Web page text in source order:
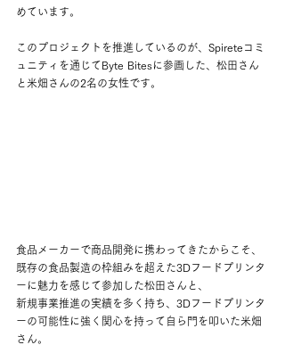
めています。
このプロジェクトを推進しているのが、Spireteコミ
ュニティを通じてByte Bitesに参画した、松田さん
と米畑さんの2名の女性です。
食品メーカーで商品開発に携わってきたからこそ、
既存の食品製造の枠組みを超えた3Dフードプリンタ
ーに魅力を感じて参加した松田さんと、
新規事業推進の実績を多く持ち、3Dフードプリンタ
ーの可能性に強く関心を持って自ら門を叩いた米畑
さん。